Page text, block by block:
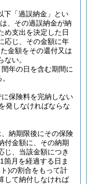
下「過誤納金」とい
、その過誤納金が納
め支出を決定した日
応じ、その金額に年
金額をその還付又は
い。
年の日を含む期間に
保険料を完納しない
発しなければならな
納期限後にその保険
付金額に、その納期
じ、当該金額につき
箇月を経過する日ま
)の割合をもって計
して納付しなければ